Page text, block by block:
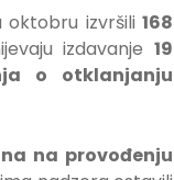
oktobru izvršili168
izdavanje19
o otklanjanju
na provođenju